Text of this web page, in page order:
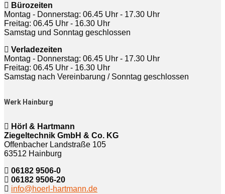
Bürozeiten
Montag - Donnerstag: 06.45 Uhr - 17.30 Uhr
Freitag: 06.45 Uhr - 16.30 Uhr
Samstag und Sonntag geschlossen
Verladezeiten
Montag - Donnerstag: 06.45 Uhr - 17.30 Uhr
Freitag: 06.45 Uhr - 16.30 Uhr
Samstag nach Vereinbarung / Sonntag geschlossen
Werk Hainburg
Hörl & Hartmann
Ziegeltechnik GmbH & Co. KG
Offenbacher Landstraße 105
63512 Hainburg
06182 9506-0
06182 9506-20
info@hoerl-hartmann.de